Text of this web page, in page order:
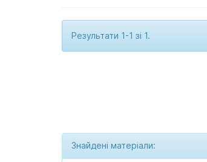
Результати 1-1 зі 1.
Знайдені матеріали: